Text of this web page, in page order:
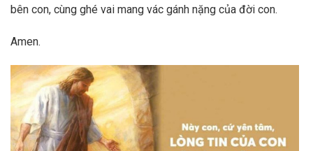
bên con, cùng ghé vai mang vác gánh nặng của đời con.
Amen.